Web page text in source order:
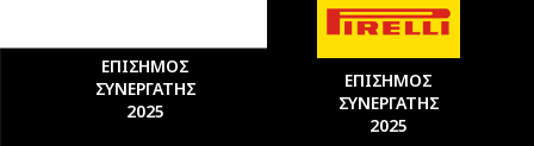
ΕΠΙΣΗΜΟΣ
ΣΥΝΕΡΓΑΤΗΣ
2025
ΕΠΙΣΗΜΟΣ
ΣΥΝΕΡΓΑΤΗΣ
2025